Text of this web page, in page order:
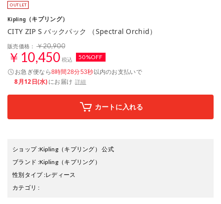
Kipling （キプリング）
CITY ZIP S バックパック （Spectral Orchid）
販売価格： ￥20,900
￥10,450 税込 50%OFF
お急ぎ便なら8時間28分53秒以内のお支払いで
8月12日(水)にお届け 詳細
カートに入れる
ショップ:Kipling（キプリング） 公式
ブランド :Kipling（キプリング）
性別タイプ:レディース
カテゴリ :